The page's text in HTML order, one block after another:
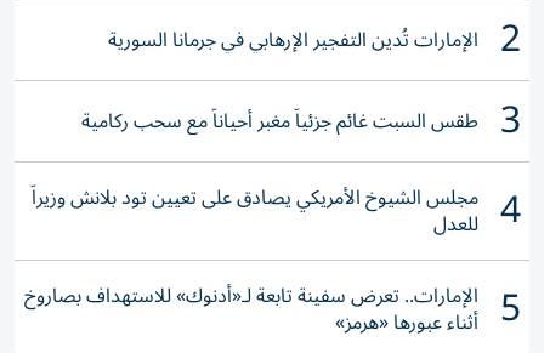
2 الإمارات تُدين التفجير الإرهابي في جرمانا السورية
3 طقس السبت غائم جزئياً مغبر أحياناً مع سحب ركامية
4 مجلس الشيوخ الأمريكي يصادق على تعيين تود بلانش وزيراً
للعدل
5 الإمارات.. تعرض سفينة تابعة لـ«أدنوك» للاستهداف بصاروخ
أثناء عبورها «هرمز»